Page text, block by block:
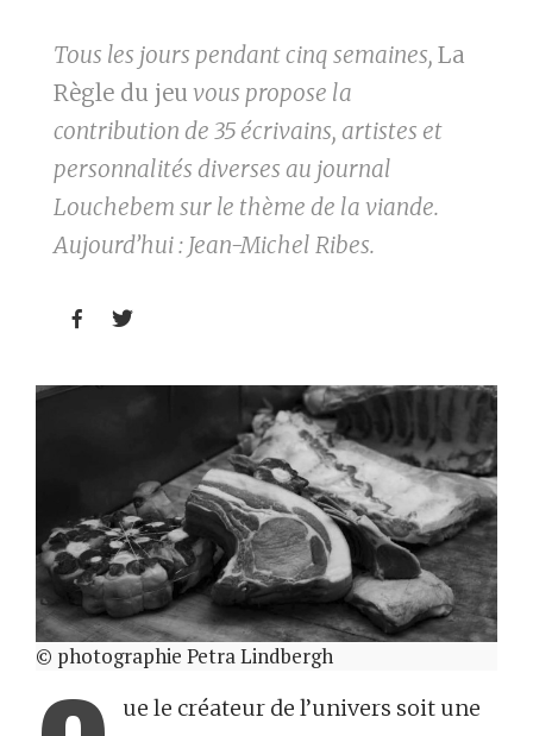
Tous les jours pendant cinq semaines, La
Règle du jeu vous propose la
contribution de 35 écrivains, artistes et
personnalités diverses au journal
Louchebem sur le thème de la viande.
Aujourd’hui : Jean-Michel Ribes.
 
© photographie Petra Lindbergh
ue le créateur de l’univers soit une